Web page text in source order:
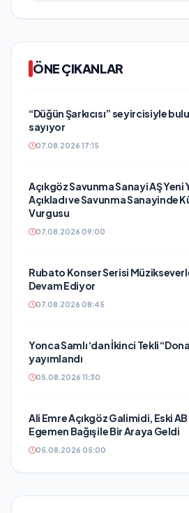
ÖNE ÇIKANLAR
“Düğün Şarkıcısı” seyircisiyle
sayıyor
07.08.2026 17:15
Açıkgöz Savunma Sanayi AŞ
Açıkladı ve Savunma Sanayinde
Vurgusu
07.08.2026 09:00
Rubato Konser Serisi
Devam Ediyor
07.08.2026 08:45
Yonca Samlı ‘dan İkinci Tekli
yayımlandı
05.08.2026 11:30
Ali Emre Açıkgöz Galimidi, Eski
Egemen Bağış ile Bir Araya Geldi
05.08.2026 05:00